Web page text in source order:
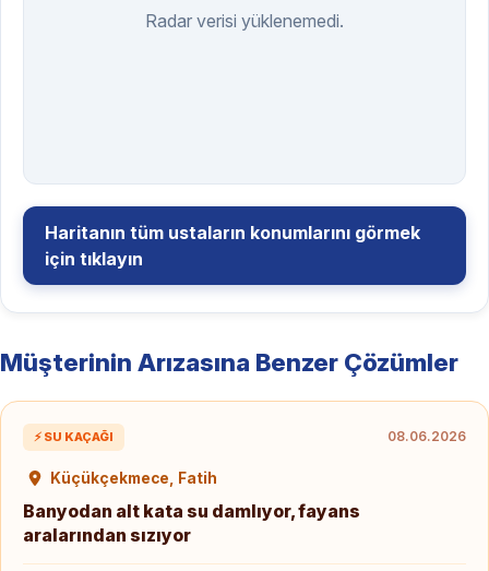
Radar verisi yüklenemedi.
Haritanın tüm ustaların konumlarını görmek
için tıklayın
Müşterinin Arızasına Benzer Çözümler
⚡ SU KAÇAĞI 08.06.2026
Küçükçekmece, Fatih
Banyodan alt kata su damlıyor, fayans
aralarından sızıyor